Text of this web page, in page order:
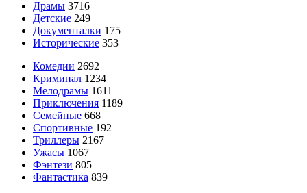
Драмы 3716
Детские 249
Документалки 175
Исторические 353
Комедии 2692
Криминал 1234
Мелодрамы 1611
Приключения 1189
Семейные 668
Спортивные 192
Триллеры 2167
Ужасы 1067
Фэнтези 805
Фантастика 839